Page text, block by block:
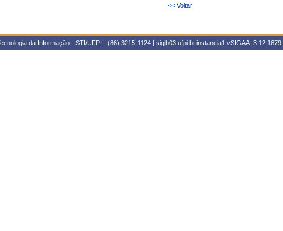
<< Voltar
da Informação - STI/UFPI - (86) 3215-1124 | sigjb03.ufpi.br.instancia1 vSIGAA_3.12.1679